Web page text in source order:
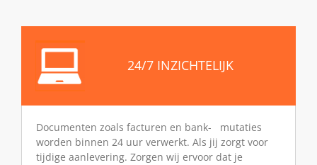
24/7 INZICHTELIJK
Documenten zoals facturen en bank- mutaties
worden binnen 24 uur verwerkt. Als jij zorgt voor
tijdige aanlevering. Zorgen wij ervoor dat je